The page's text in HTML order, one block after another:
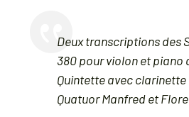

Deux transcriptions des
380 pour violon et piano
Quintette avec clarinette
Quatuor Manfred et